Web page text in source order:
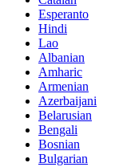
Esperanto
Hindi
Lao
Albanian
Amharic
Armenian
Azerbaijani
Belarusian
Bengali
Bosnian
Bulgarian